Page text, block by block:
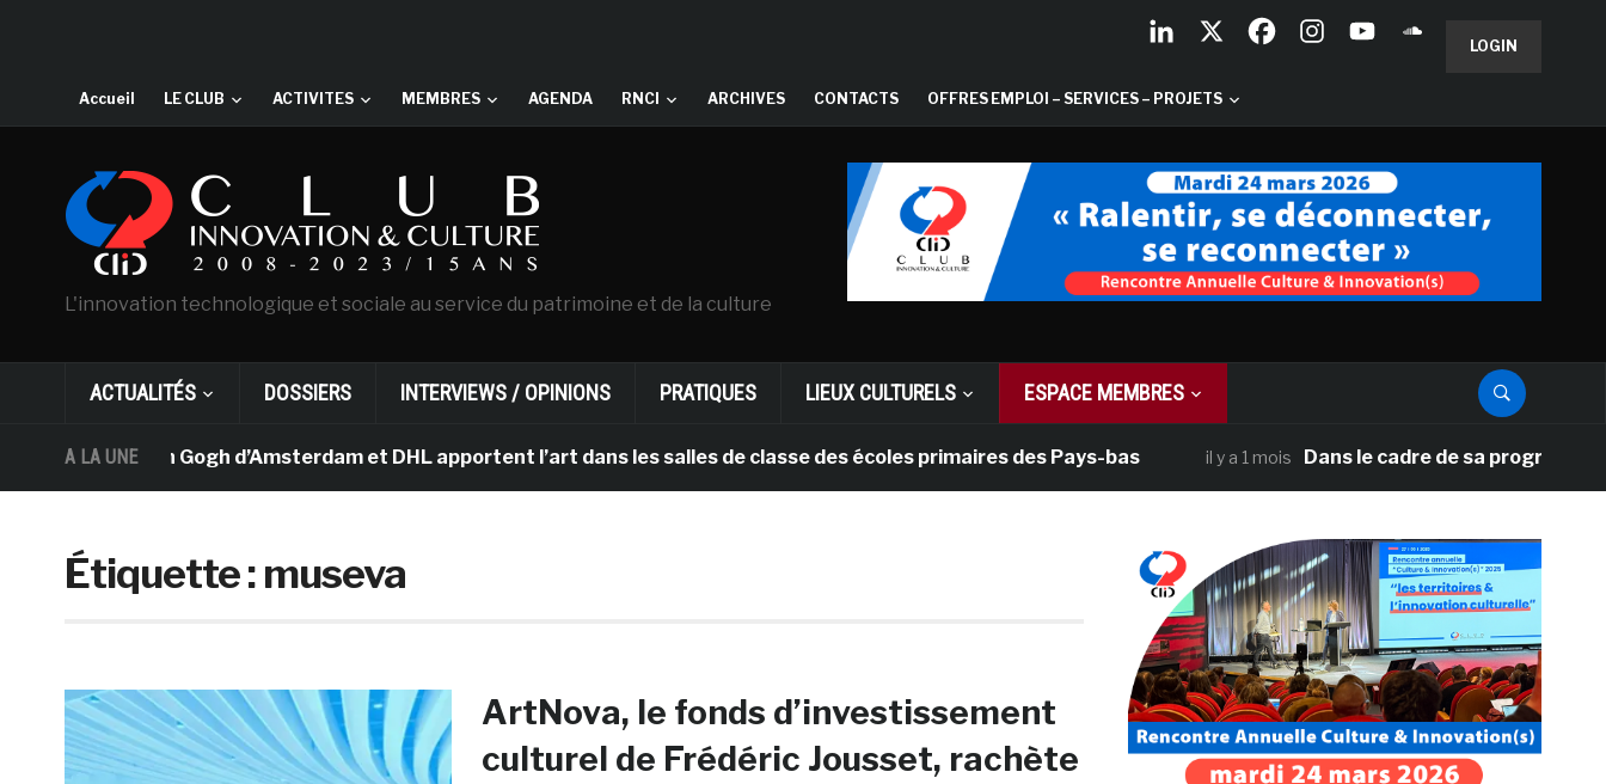
LOGIN
Accueil LE CLUB ACTIVITES MEMBRES AGENDA RNCI ARCHIVES CONTACTS OFFRES EMPLOI – SERVICES – PROJETS
L'innovation technologique et sociale au service du patrimoine et de la culture
ACTUALITÉS DOSSIERS INTERVIEWS / OPINIONS PRATIQUES LIEUX CULTURELS ESPACE MEMBRES
A LA UNE
musée Van Gogh d’Amsterdam et DHL apportent l’art dans les salles de classe des écoles primaires des Pays-bas il y a 1 mois Dans le cadre de sa programmation
Étiquette :museva
ArtNova, le fonds d’investissement
culturel de Frédéric Jousset, rachète